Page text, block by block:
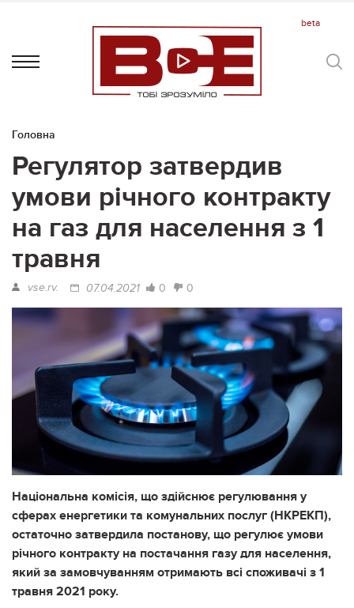
Головна
Регулятор затвердив
умови річного контракту
на газ для населення з 1
травня
vse.rv. 07.04.2021 0 0
Національна комісія, що здійснює регулювання у
сферах енергетики та комунальних послуг (НКРЕКП),
остаточно затвердила постанову, що регулює умови
річного контракту на постачання газу для населення,
який за замовчуванням отримають всі споживачі з 1
травня 2021 року.